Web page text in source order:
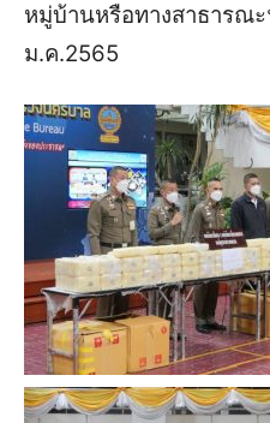
หมู่บ้านหรือทางสาธารณะ
ม.ค.2565